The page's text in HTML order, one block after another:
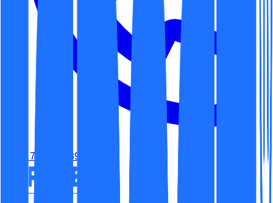
(+40) 779-315-395